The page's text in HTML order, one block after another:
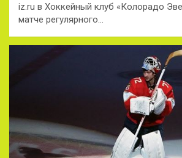
iz.ru в Хоккейный клуб «Колорадо
матче регулярного…